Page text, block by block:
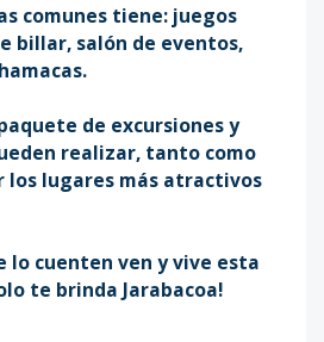
comunes tiene: juegos
billar, salón de eventos,
de excursiones y
realizar, tanto como
los lugares más atractivos
lo cuenten ven y vive esta
te brinda Jarabacoa!